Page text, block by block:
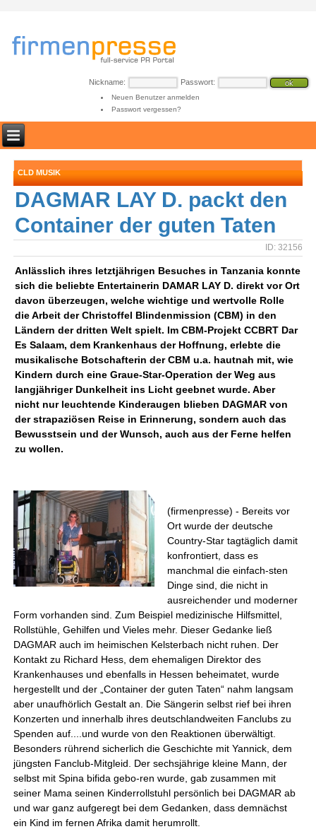
Nickname: Passwort:
Neuen Benutzer anmelden
Passwort vergessen?
CLD MUSIK
DAGMAR LAY D. packt den
Container der guten Taten
ID: 32156
Anlässlich ihres letztjährigen Besuches in Tanzania konnte
sich die beliebte Entertainerin DAMAR LAY D. direkt vor Ort
davon überzeugen, welche wichtige und wertvolle Rolle
die Arbeit der Christoffel Blindenmission (CBM) in den
Ländern der dritten Welt spielt. Im CBM-Projekt CCBRT Dar
Es Salaam, dem Krankenhaus der Hoffnung, erlebte die
musikalische Botschafterin der CBM u.a. hautnah mit, wie
Kindern durch eine Graue-Star-Operation der Weg aus
langjähriger Dunkelheit ins Licht geebnet wurde. Aber
nicht nur leuchtende Kinderaugen blieben DAGMAR von
der strapaziösen Reise in Erinnerung, sondern auch das
Bewusstsein und der Wunsch, auch aus der Ferne helfen
zu wollen.
(firmenpresse) - Bereits vor
Ort wurde der deutsche
Country-Star tagtäglich damit
konfrontiert, dass es
manchmal die einfach-sten
Dinge sind, die nicht in
ausreichender und moderner
Form vorhanden sind. Zum Beispiel medizinische Hilfsmittel,
Rollstühle, Gehilfen und Vieles mehr. Dieser Gedanke ließ
DAGMAR auch im heimischen Kelsterbach nicht ruhen. Der
Kontakt zu Richard Hess, dem ehemaligen Direktor des
Krankenhauses und ebenfalls in Hessen beheimatet, wurde
hergestellt und der „Container der guten Taten“ nahm langsam
aber unaufhörlich Gestalt an. Die Sängerin selbst rief bei ihren
Konzerten und innerhalb ihres deutschlandweiten Fanclubs zu
Spenden auf....und wurde von den Reaktionen überwältigt.
Besonders rührend sicherlich die Geschichte mit Yannick, dem
jüngsten Fanclub-Mitgleid. Der sechsjährige kleine Mann, der
selbst mit Spina bifida gebo-ren wurde, gab zusammen mit
seiner Mama seinen Kinderrollstuhl persönlich bei DAGMAR ab
und war ganz aufgeregt bei dem Gedanken, dass demnächst
ein Kind im fernen Afrika damit herumrollt.